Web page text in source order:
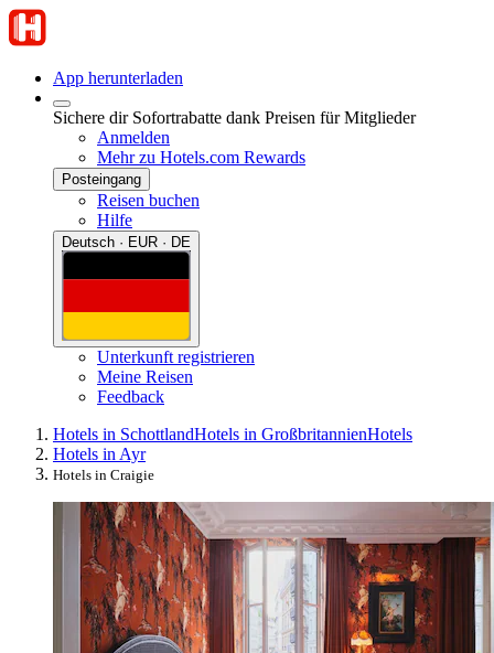
App herunterladen
Sichere dir Sofortrabatte dank Preisen für Mitglieder
Anmelden
Mehr zu Hotels.com Rewards
Posteingang
Reisen buchen
Hilfe
Deutsch · EUR · DE
Unterkunft registrieren
Meine Reisen
Feedback
Hotels in SchottlandHotels in GroßbritannienHotels
Hotels in Ayr
Hotels in Craigie